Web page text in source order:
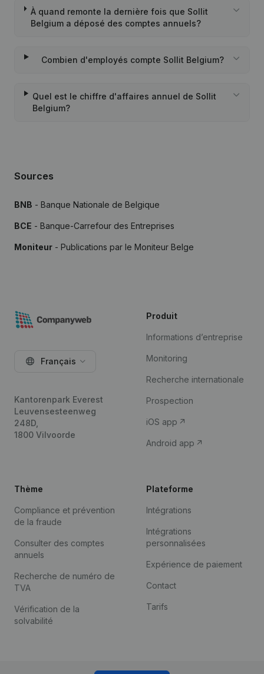
À quand remonte la dernière fois que Sollit
Belgium a déposé des comptes annuels?
Combien d'employés compte Sollit Belgium?
Quel est le chiffre d'affaires annuel de Sollit
Belgium?
Sources
BNB - Banque Nationale de Belgique
BCE - Banque-Carrefour des Entreprises
Moniteur - Publications par le Moniteur Belge
Français
Kantorenpark Everest
Leuvensesteenweg
248D,
1800 Vilvoorde
Produit
Informations d’entreprise
Monitoring
Recherche internationale
Prospection
iOS app
Android app
Thème
Compliance et prévention
de la fraude
Consulter des comptes
annuels
Recherche de numéro de
TVA
Vérification de la
solvabilité
Plateforme
Intégrations
Intégrations
personnalisées
Expérience de paiement
Contact
Tarifs